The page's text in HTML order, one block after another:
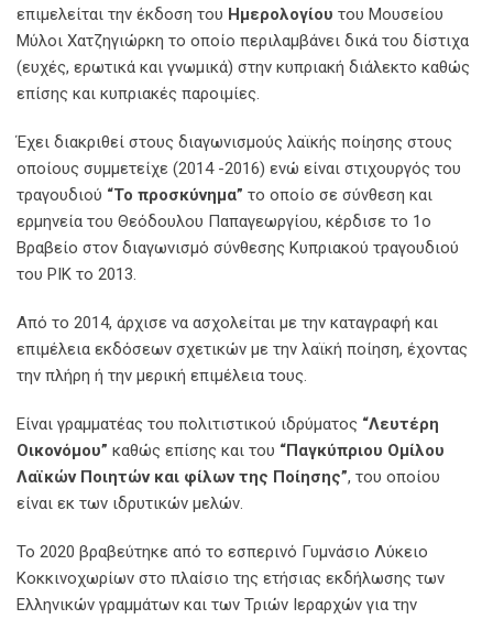
επιμελείται την έκδοση του Ημερολογίου του Μουσείου
Μύλοι Χατζηγιώρκη το οποίο περιλαμβάνει δικά του δίστιχα
(ευχές, ερωτικά και γνωμικά) στην κυπριακή διάλεκτο καθώς
επίσης και κυπριακές παροιμίες.
Έχει διακριθεί στους διαγωνισμούς λαϊκής ποίησης στους
οποίους συμμετείχε (2014 -2016) ενώ είναι στιχουργός του
τραγουδιού “Το προσκύνημα” το οποίο σε σύνθεση και
ερμηνεία του Θεόδουλου Παπαγεωργίου, κέρδισε το 1ο
Βραβείο στον διαγωνισμό σύνθεσης Κυπριακού τραγουδιού
του ΡΙΚ το 2013.
Από το 2014, άρχισε να ασχολείται με την καταγραφή και
επιμέλεια εκδόσεων σχετικών με την λαϊκή ποίηση, έχοντας
την πλήρη ή την μερική επιμέλεια τους.
Είναι γραμματέας του πολιτιστικού ιδρύματος “Λευτέρη
Οικονόμου” καθώς επίσης και του “Παγκύπριου Ομίλου
Λαϊκών Ποιητών και φίλων της Ποίησης”, του οποίου
είναι εκ των ιδρυτικών μελών.
Το 2020 βραβεύτηκε από το εσπερινό Γυμνάσιο Λύκειο
Κοκκινοχωρίων στο πλαίσιο της ετήσιας εκδήλωσης των
Ελληνικών γραμμάτων και των Τριών Ιεραρχών για την